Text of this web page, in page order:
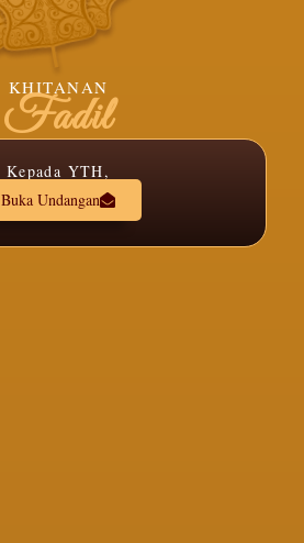
KHITANAN
Fadil
Kepada YTH,
Buka Undangan